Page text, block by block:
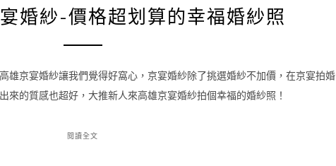
婚紗-價格超划算的幸福婚紗照
雄京宴婚紗讓我們覺得好窩心，京宴婚紗除了挑選婚紗不加價，在京宴拍婚
來的質感也超好，大推新人來高雄京宴婚紗拍個幸福的婚紗照！
閱讀全文